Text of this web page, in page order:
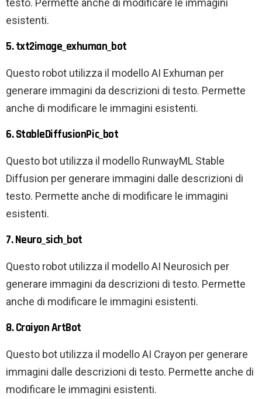
esistenti.
5. txt2image_exhuman_bot
Questo robot utilizza il modello AI Exhuman per
generare immagini da descrizioni di testo. Permette
anche di modificare le immagini esistenti.
6. StableDiffusionPic_bot
Questo bot utilizza il modello RunwayML Stable
Diffusion per generare immagini dalle descrizioni di
testo. Permette anche di modificare le immagini
esistenti.
7. Neuro_sich_bot
Questo robot utilizza il modello AI Neurosich per
generare immagini da descrizioni di testo. Permette
anche di modificare le immagini esistenti.
8. Craiyon ArtBot
Questo bot utilizza il modello AI Crayon per generare
immagini dalle descrizioni di testo. Permette anche di
modificare le immagini esistenti.